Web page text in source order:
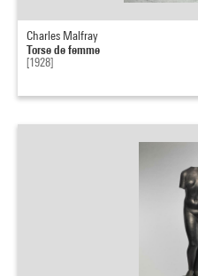
Charles Malfray
Torse de femme
[1928]